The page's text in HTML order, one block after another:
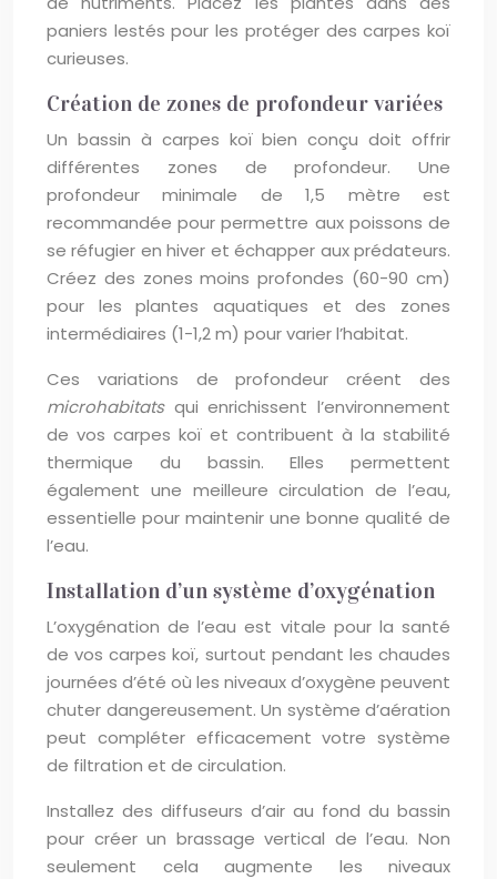
paniers lestés pour les protéger des carpes koï
curieuses.
Création de zones de profondeur variées
Un bassin à carpes koï bien conçu doit offrir
différentes zones de profondeur. Une
profondeur minimale de 1,5 mètre est
recommandée pour permettre aux poissons de
se réfugier en hiver et échapper aux prédateurs.
Créez des zones moins profondes (60-90 cm)
pour les plantes aquatiques et des zones
intermédiaires (1-1,2 m) pour varier l’habitat.
Ces variations de profondeur créent des
microhabitats qui enrichissent l’environnement
de vos carpes koï et contribuent à la stabilité
thermique du bassin. Elles permettent
également une meilleure circulation de l’eau,
essentielle pour maintenir une bonne qualité de
l’eau.
Installation d’un système d’oxygénation
L’oxygénation de l’eau est vitale pour la santé
de vos carpes koï, surtout pendant les chaudes
journées d’été où les niveaux d’oxygène peuvent
chuter dangereusement. Un système d’aération
peut compléter efficacement votre système
de filtration et de circulation.
Installez des diffuseurs d’air au fond du bassin
pour créer un brassage vertical de l’eau. Non
seulement cela augmente les niveaux